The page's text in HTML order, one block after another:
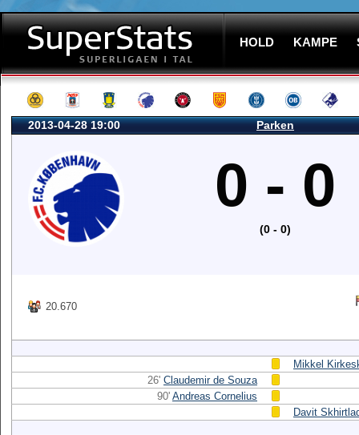
HOLD KAMPE
2013-04-28 19:00 Parken
0 - 0
(0 - 0)
20.670
Mikkel
26' Claudemir de Souza
90' Andreas Cornelius
Davit